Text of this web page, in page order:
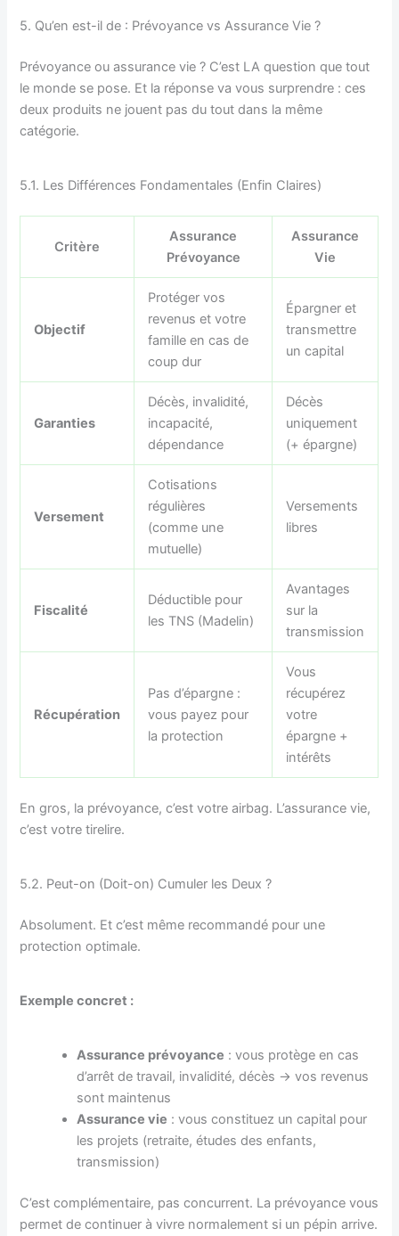
5. Qu’en est-il de : Prévoyance vs Assurance Vie ?
Prévoyance ou assurance vie ? C’est LA question que tout
le monde se pose. Et la réponse va vous surprendre : ces
deux produits ne jouent pas du tout dans la même
catégorie.
5.1. Les Différences Fondamentales (Enfin Claires)
Critère
Assurance
Prévoyance
Assurance
Vie
Objectif
Protéger vos
revenus et votre
famille en cas de
coup dur
Épargner et
transmettre
un capital
Garanties
Décès, invalidité,
incapacité,
dépendance
Décès
uniquement
(+ épargne)
Versement
Cotisations
régulières
(comme une
mutuelle)
Versements
libres
Fiscalité
Déductible pour
les TNS (Madelin)
Avantages
sur la
transmission
Récupération
Pas d’épargne :
vous payez pour
la protection
Vous
récupérez
votre
épargne +
intérêts
En gros, la prévoyance, c’est votre airbag. L’assurance vie,
c’est votre tirelire.
5.2. Peut-on (Doit-on) Cumuler les Deux ?
Absolument. Et c’est même recommandé pour une
protection optimale.
Exemple concret :
Assurance prévoyance : vous protège en cas
d’arrêt de travail, invalidité, décès → vos revenus
sont maintenus
Assurance vie : vous constituez un capital pour
les projets (retraite, études des enfants,
transmission)
C’est complémentaire, pas concurrent. La prévoyance vous
permet de continuer à vivre normalement si un pépin arrive.